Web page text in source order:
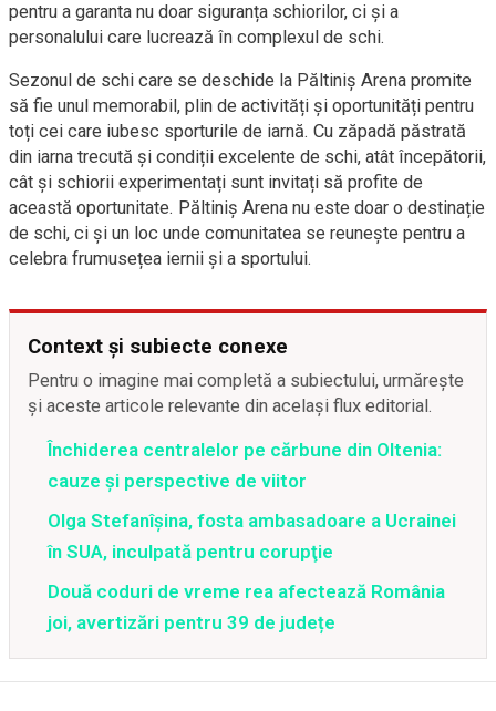
pentru a garanta nu doar siguranța schiorilor, ci și a
personalului care lucrează în complexul de schi.
Sezonul de schi care se deschide la Păltiniș Arena promite
să fie unul memorabil, plin de activități și oportunități pentru
toți cei care iubesc sporturile de iarnă. Cu zăpadă păstrată
din iarna trecută și condiții excelente de schi, atât începătorii,
cât și schiorii experimentați sunt invitați să profite de
această oportunitate. Păltiniș Arena nu este doar o destinație
de schi, ci și un loc unde comunitatea se reunește pentru a
celebra frumusețea iernii și a sportului.
Context și subiecte conexe
Pentru o imagine mai completă a subiectului, urmărește
și aceste articole relevante din același flux editorial.
Închiderea centralelor pe cărbune din Oltenia:
cauze și perspective de viitor
Olga Stefanîşina, fosta ambasadoare a Ucrainei
în SUA, inculpată pentru corupţie
Două coduri de vreme rea afectează România
joi, avertizări pentru 39 de județe